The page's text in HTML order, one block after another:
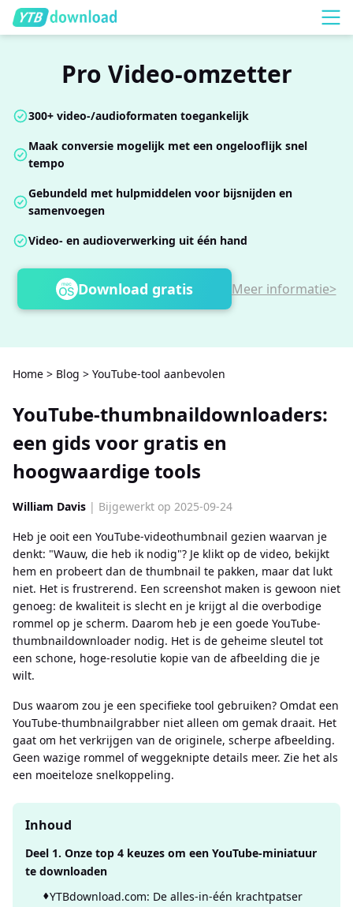
Pro Video-omzetter
300+ video-/audioformaten toegankelijk
Maak conversie mogelijk met een ongelooflijk snel
tempo
Gebundeld met hulpmiddelen voor bijsnijden en
samenvoegen
Video- en audioverwerking uit één hand
Download gratis Meer informatie>
Home > Blog > YouTube-tool aanbevolen
YouTube-thumbnaildownloaders:
een gids voor gratis en
hoogwaardige tools
William Davis | Bijgewerkt op 2025-09-24
Heb je ooit een YouTube-videothumbnail gezien waarvan je
denkt: "Wauw, die heb ik nodig"? Je klikt op de video, bekijkt
hem en probeert dan de thumbnail te pakken, maar dat lukt
niet. Het is frustrerend. Een screenshot maken is gewoon niet
genoeg: de kwaliteit is slecht en je krijgt al die overbodige
rommel op je scherm. Daarom heb je een goede YouTube-
thumbnaildownloader nodig. Het is de geheime sleutel tot
een schone, hoge-resolutie kopie van de afbeelding die je
wilt.
Dus waarom zou je een specifieke tool gebruiken? Omdat een
YouTube-thumbnailgrabber niet alleen om gemak draait. Het
gaat om het verkrijgen van de originele, scherpe afbeelding.
Geen wazige rommel of weggeknipte details meer. Zie het als
een moeiteloze snelkoppeling.
Inhoud
Deel 1. Onze top 4 keuzes om een ​​YouTube-miniatuur
te downloaden
YTBdownload.com: De alles-in-één krachtpatser